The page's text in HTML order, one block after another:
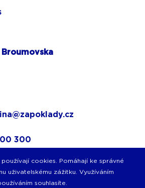
300
cookies. Pomáhají ke správné
uživatelskému zážitku. Využíváním
souhlasíte.